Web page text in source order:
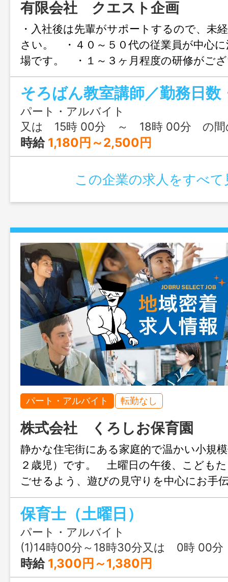
有限会社 クエスト企画
・入社後は先輩がサポートするので、未
さい。 ・４０～５０代の従業員が中心
場です。 ・１～３ヶ月程度の研修がご
徒数は３０人程度です。 ●キッズ珠算
生向けのそろばん教室の時間講師 （メ
講師） 【変更範囲：会社の指定する業
パート・アルバイト
又は 15時 00分 ～ 18時 00分 の間
時給 1,180円～2,500円
この企業の求人をすべて
パート・アルバイト 転勤なし
株式会社 くろしお保育園
静かな住宅街にある家庭的で温かい小規
２歳児）です。 土曜日の午後、こども
ごせるよう、遊びの見守りを中心にお手
だける方を募集しています。 少人数の
りとゆったり関われる環境です。 主な
見守り・おやつ準備の補助・簡単な片付
ない内容です。 ＊未経験・ブランクの
迎 【変更範囲：変更なし】
保育士（土曜日）
パート・アルバイト
(1)14時00分～18時30分又は 0時 00
時給 1,300円～1,380円